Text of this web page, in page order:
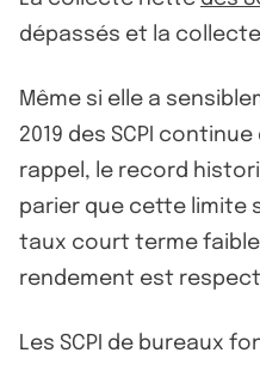
dépassés et la
Même si elle a
2019 des SCPI
rappel, le record
parier que cette limite
taux court terme
rendement est
Les SCPI de bureaux